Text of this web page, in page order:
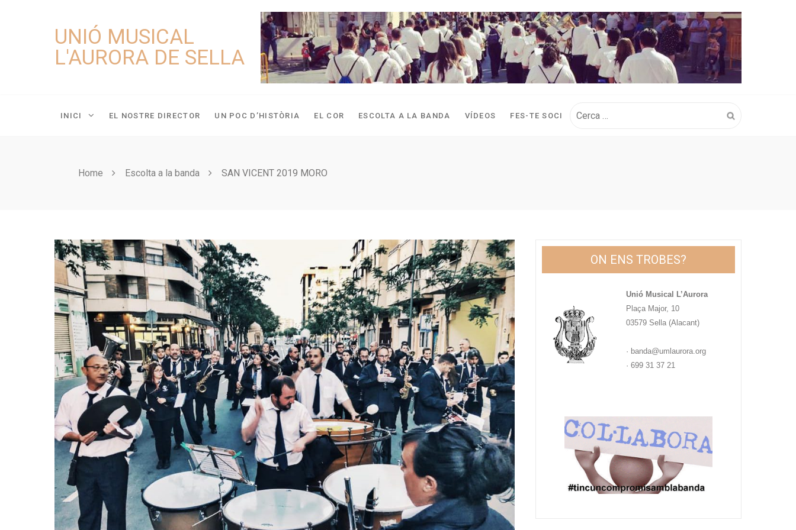
UNIÓ MUSICAL
L'AURORA DE SELLA
INICI EL NOSTRE DIRECTOR UN POC D’HISTÒRIA EL COR ESCOLTA A LA BANDA VÍDEOS FES-TE SOCI
Home Escolta a la banda SAN VICENT 2019 MORO
ON ENS TROBES?
Unió Musical L’Aurora
Plaça Major, 10
03579 Sella (Alacant)
· banda@umlaurora.org
· 699 31 37 21